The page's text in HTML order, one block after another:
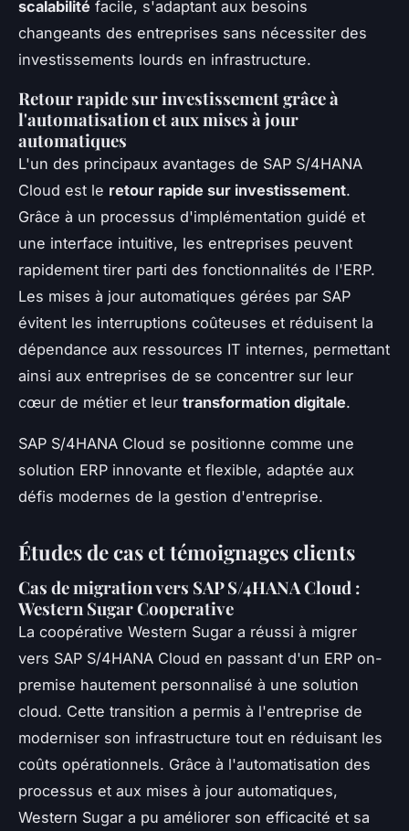
scalabilité facile, s'adaptant aux besoins
changeants des entreprises sans nécessiter des
investissements lourds en infrastructure.
Retour rapide sur investissement grâce à
l'automatisation et aux mises à jour
automatiques
L'un des principaux avantages de SAP S/4HANA
Cloud est le retour rapide sur investissement.
Grâce à un processus d'implémentation guidé et
une interface intuitive, les entreprises peuvent
rapidement tirer parti des fonctionnalités de l'ERP.
Les mises à jour automatiques gérées par SAP
évitent les interruptions coûteuses et réduisent la
dépendance aux ressources IT internes, permettant
ainsi aux entreprises de se concentrer sur leur
cœur de métier et leur transformation digitale.
SAP S/4HANA Cloud se positionne comme une
solution ERP innovante et flexible, adaptée aux
défis modernes de la gestion d'entreprise.
Études de cas et témoignages clients
Cas de migration vers SAP S/4HANA Cloud :
Western Sugar Cooperative
La coopérative Western Sugar a réussi à migrer
vers SAP S/4HANA Cloud en passant d'un ERP on-
premise hautement personnalisé à une solution
cloud. Cette transition a permis à l'entreprise de
moderniser son infrastructure tout en réduisant les
coûts opérationnels. Grâce à l'automatisation des
processus et aux mises à jour automatiques,
Western Sugar a pu améliorer son efficacité et sa